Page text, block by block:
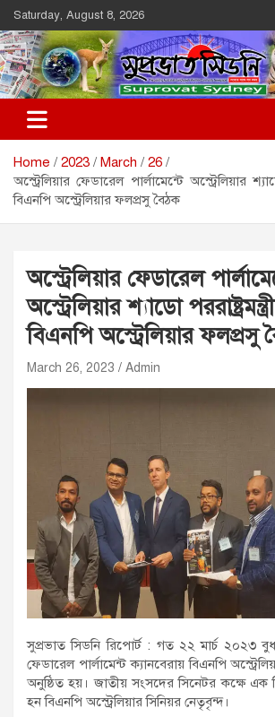
Skip
to
content
Saturday, August 8, 2026
Suprovat Sydney
The Leading Bangladesh Community
Home 2023 March
26
অস্ট্রেলিয়ার ফেডারেল পার্লামেন্টে অস্ট্রেলিয়ার
বিএনপি অস্ট্রেলিয়ার ফলপ্রসু বৈঠক
অস্ট্রেলিয়ার ফেডারেল
অস্ট্রেলিয়ার শ্যাডো
বিএনপি অস্ট্রেলিয়ার ফলপ্রসু
March 26, 2023 Admin
সুপ্রভাত সিডনি রিপোর্ট : গত ২২ মার্চ ২০২৩
ফেডারেল পার্লামেন্ট ক্যানবেরায় বিএনপি
অনুষ্ঠিত হয়। জাতীয় সংসদের সিনেটর কক্ষে এক
হন বিএনপি অস্ট্রেলিয়ার সিনিয়র নেতৃবৃন্দ।